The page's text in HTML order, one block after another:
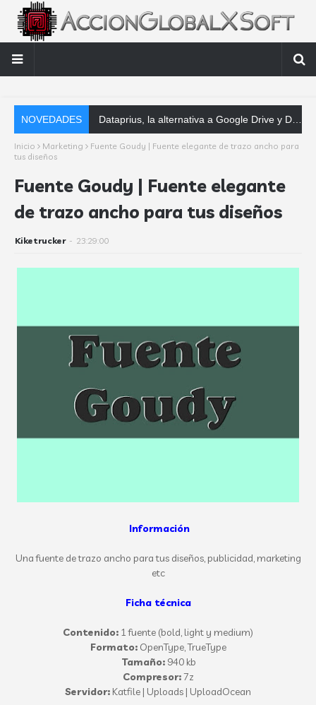
NOVEDADES Dataprius, la alternativa a Google Drive y Dropbox que las empresas deberían conoce
Inicio Marketing
Fuente Goudy | Fuente elegante de trazo ancho para
tus diseños
Fuente Goudy | Fuente elegante
de trazo ancho para tus diseños
Kiketrucker - 23:29:00
Información
Una fuente de trazo ancho para tus diseños, publicidad, marketing
etc
Ficha técnica
Contenido: 1 fuente (bold, light y medium)
Formato:OpenType, TrueType
Tamaño: 940 kb
Compresor:7z
Servidor: Katfile | Uploads | UploadOcean